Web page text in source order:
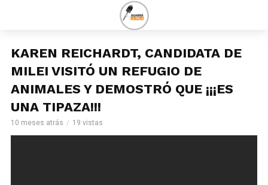
KAREN REICHARDT, CANDIDATA DE
MILEI VISITÓ UN REFUGIO DE
ANIMALES Y DEMOSTRÓ QUE ¡¡¡ES
UNA TIPAZA!!!
10 meses atrás 19 vistas